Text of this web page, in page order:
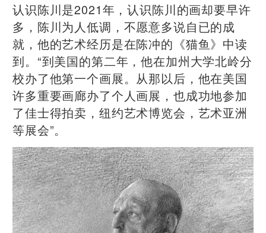
认识陈川是2021年，认识陈川的画却要早许
多，陈川为人低调，不愿意多说自已的成
就，他的艺术经历是在陈冲的《猫鱼》中读
到。“到美国的第二年，他在加州大学北岭分
校办了他第一个画展。从那以后，他在美国
许多重要画廊办了个人画展，也成功地参加
了佳士得拍卖，纽约艺术博览会，艺术亚洲
等展会”。